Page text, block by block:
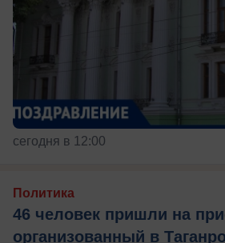
сегодня в 12:00
Политика
46 человек пришли на
организованный в